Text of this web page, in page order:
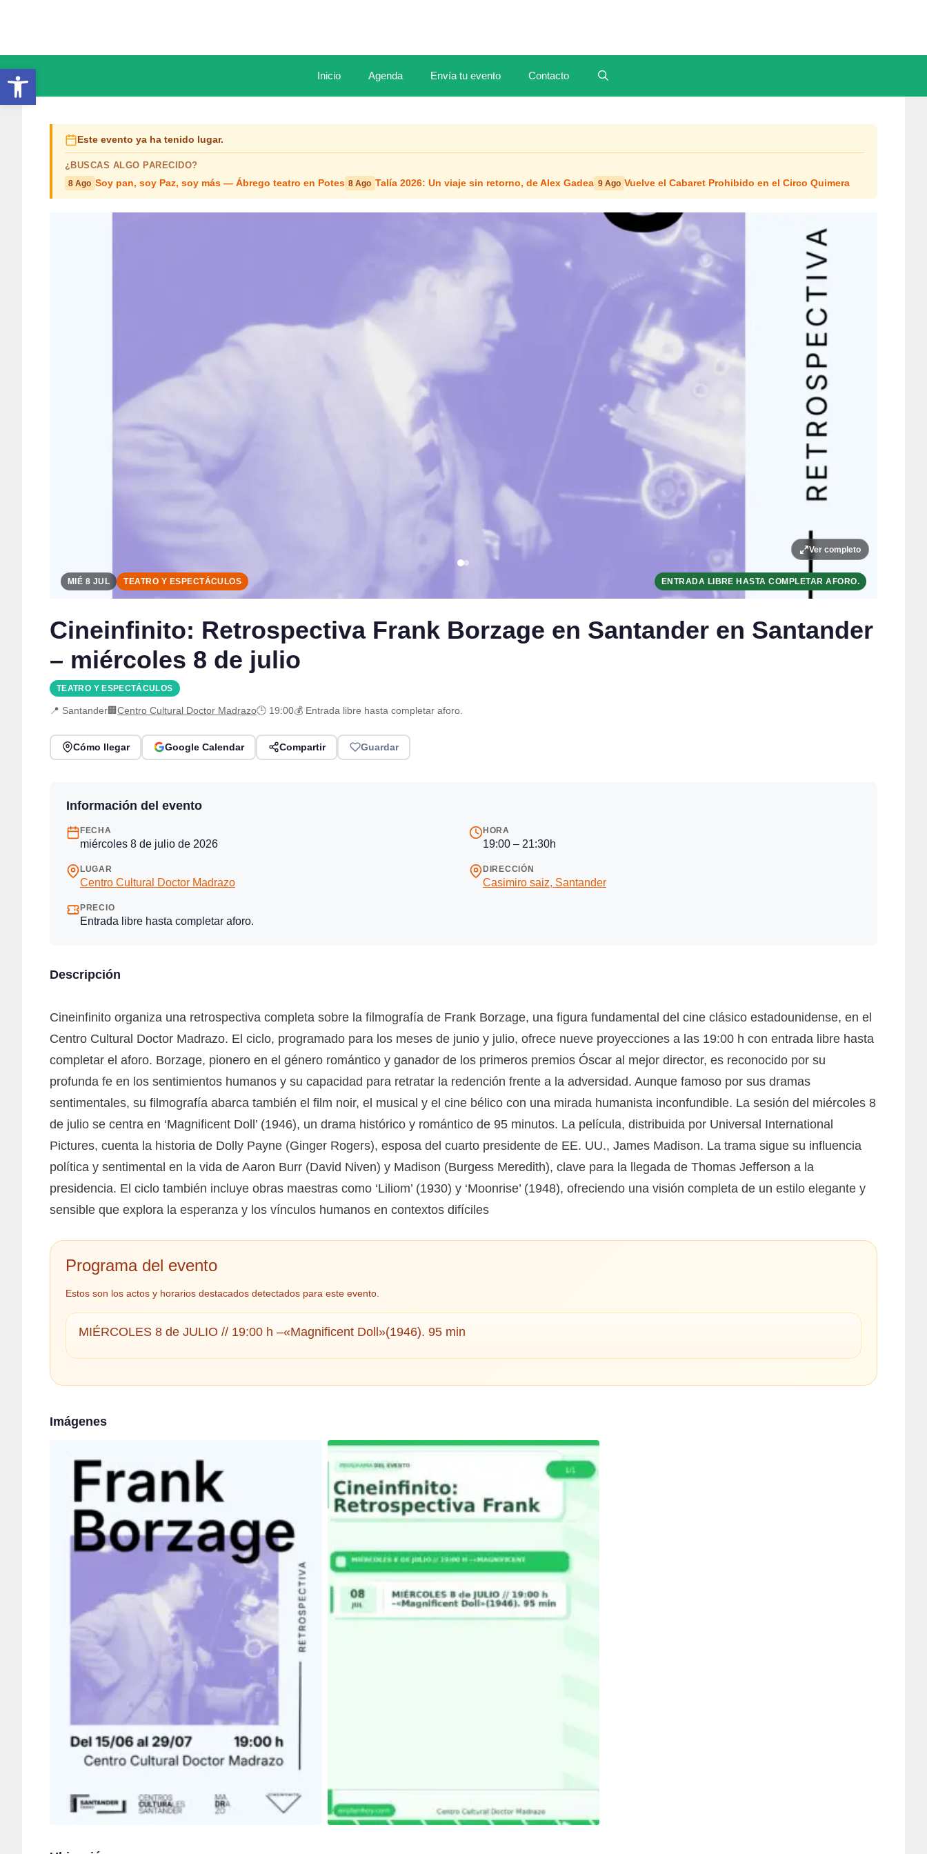
Abrir barra de herramientas Inicio Agenda Envía tu evento Contacto
Este evento ya ha tenido lugar.
¿BUSCAS ALGO PARECIDO?
8 Ago Soy pan, soy Paz, soy más — Ábrego teatro en Potes 8 Ago Talía 2026: Un viaje sin retorno, de Alex Gadea 9 Ago Vuelve el Cabaret Prohibido en el Circo Quimera
Ver completo
MIÉ 8 JUL TEATRO Y ESPECTÁCULOS ENTRADA LIBRE HASTA COMPLETAR AFORO.
Cineinfinito: Retrospectiva Frank Borzage en Santander en Santander
– miércoles 8 de julio
TEATRO Y ESPECTÁCULOS
📍 Santander🏢Centro Cultural Doctor Madrazo🕒 19:00💰 Entrada libre hasta completar aforo.
Cómo llegar Google Calendar Compartir Guardar
Información del evento
FECHA
miércoles 8 de julio de 2026
HORA
19:00 – 21:30h
LUGAR
Centro Cultural Doctor Madrazo
DIRECCIÓN
Casimiro saiz, Santander
PRECIO
Entrada libre hasta completar aforo.
Descripción
Cineinfinito organiza una retrospectiva completa sobre la filmografía de Frank Borzage, una figura fundamental del cine clásico estadounidense, en el
Centro Cultural Doctor Madrazo. El ciclo, programado para los meses de junio y julio, ofrece nueve proyecciones a las 19:00 h con entrada libre hasta
completar el aforo. Borzage, pionero en el género romántico y ganador de los primeros premios Óscar al mejor director, es reconocido por su
profunda fe en los sentimientos humanos y su capacidad para retratar la redención frente a la adversidad. Aunque famoso por sus dramas
sentimentales, su filmografía abarca también el film noir, el musical y el cine bélico con una mirada humanista inconfundible. La sesión del miércoles 8
de julio se centra en ‘Magnificent Doll’ (1946), un drama histórico y romántico de 95 minutos. La película, distribuida por Universal International
Pictures, cuenta la historia de Dolly Payne (Ginger Rogers), esposa del cuarto presidente de EE. UU., James Madison. La trama sigue su influencia
política y sentimental en la vida de Aaron Burr (David Niven) y Madison (Burgess Meredith), clave para la llegada de Thomas Jefferson a la
presidencia. El ciclo también incluye obras maestras como ‘Liliom’ (1930) y ‘Moonrise’ (1948), ofreciendo una visión completa de un estilo elegante y
sensible que explora la esperanza y los vínculos humanos en contextos difíciles
Programa del evento
Estos son los actos y horarios destacados detectados para este evento.
MIÉRCOLES 8 de JULIO // 19:00 h –«Magnificent Doll»(1946). 95 min
Imágenes